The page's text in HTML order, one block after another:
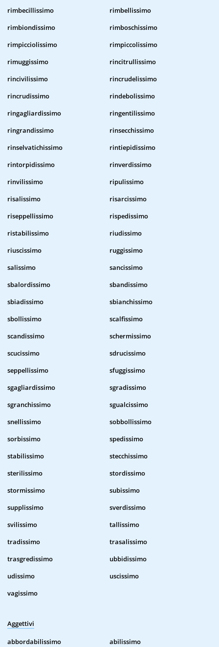
rimbecillissimo
rimbellissimo
rimbiondissimo
rimboschissimo
rimpicciolissimo
rimpiccolissimo
rimuggissimo
rincitrullissimo
rincivilissimo
rincrudelissimo
rincrudissimo
rindebolissimo
ringagliardissimo
ringentilissimo
ringrandissimo
rinsecchissimo
rinselvatichissimo
rintiepidissimo
rintorpidissimo
rinverdissimo
rinvilissimo
ripulissimo
risalissimo
risarcissimo
riseppellissimo
rispedissimo
ristabilissimo
riudissimo
riuscissimo
ruggissimo
salissimo
sancissimo
sbalordissimo
sbandissimo
sbiadissimo
sbianchissimo
sbollissimo
scalfissimo
scandissimo
schermissimo
scucissimo
sdrucissimo
seppellissimo
sfuggissimo
sgagliardissimo
sgradissimo
sgranchissimo
sgualcissimo
snellissimo
sobbollissimo
sorbissimo
spedissimo
stabilissimo
stecchissimo
sterilissimo
stordissimo
stormissimo
subissimo
supplissimo
sverdissimo
svilissimo
tallissimo
tradissimo
trasalissimo
trasgredissimo
ubbidissimo
udissimo
uscissimo
vagissimo
Aggettivi
abbordabilissimo abilissimo